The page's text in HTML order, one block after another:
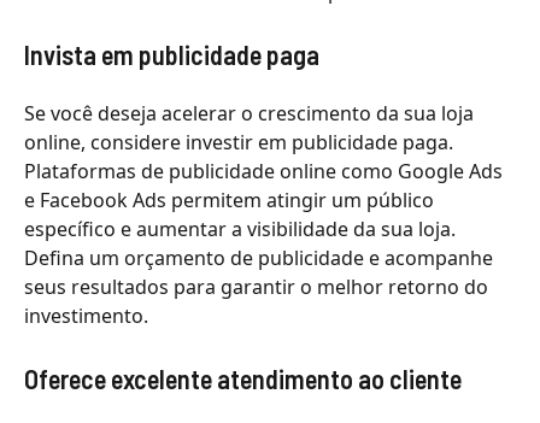
Invista em publicidade paga
Se você deseja acelerar o crescimento da sua loja
online, considere investir em publicidade paga.
Plataformas de publicidade online como Google Ads
e Facebook Ads permitem atingir um público
específico e aumentar a visibilidade da sua loja.
Defina um orçamento de publicidade e acompanhe
seus resultados para garantir o melhor retorno do
investimento.
Oferece excelente atendimento ao cliente